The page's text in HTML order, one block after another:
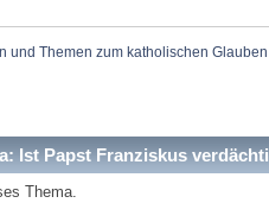
und Themen zum katholischen Glauben
Ist Papst Franziskus
Thema.